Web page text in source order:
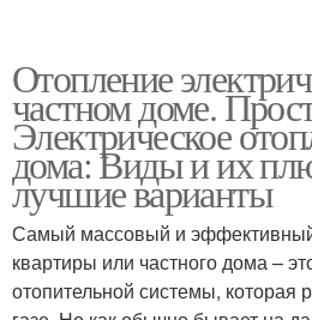
Отопление
частном доме.
Электрическое
дома: Виды и их
лучшие варианты
Самый массовый и
квартиры или частного дома –
отопительной системы, которая